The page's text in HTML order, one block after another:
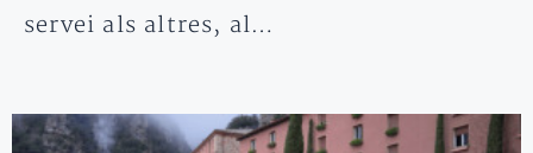
servei als altres, al…